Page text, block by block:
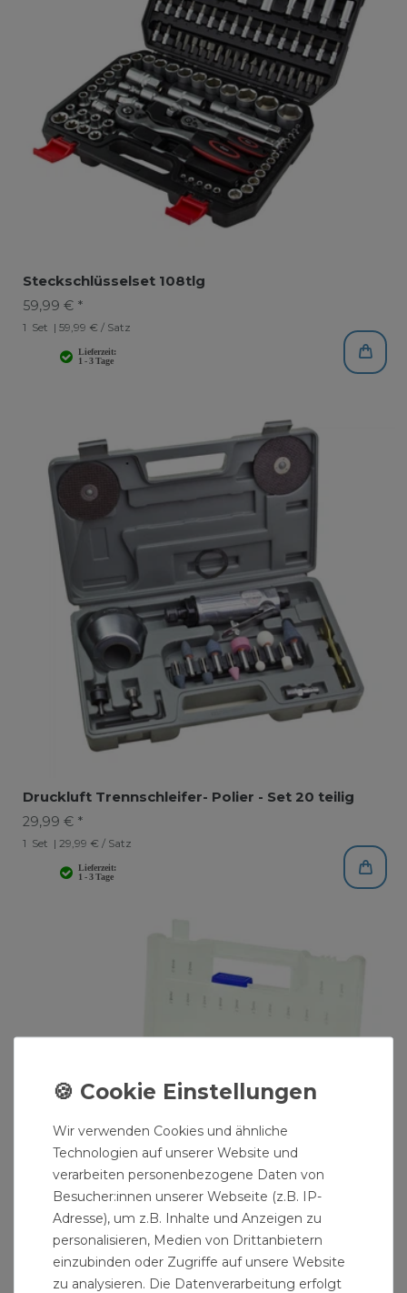
Steckschlüsselset 108tlg
59,99 € *
1 Set | 59,99 € / Satz
Druckluft Trennschleifer- Polier - Set 20 teilig
29,99 € *
1 Set | 29,99 € / Satz
Wir verwenden Cookies und ähnliche
Technologien auf unserer Website und
verarbeiten personenbezogene Daten von
Besucher:innen unserer Webseite (z.B. IP-
Adresse), um z.B. Inhalte und Anzeigen zu
personalisieren, Medien von Drittanbietern
einzubinden oder Zugriffe auf unsere Website
zu analysieren. Die Datenverarbeitung erfolgt